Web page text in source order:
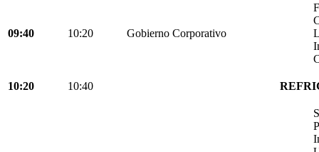
09:40 10:20 Gobierno Corporativo
10:20 10:40